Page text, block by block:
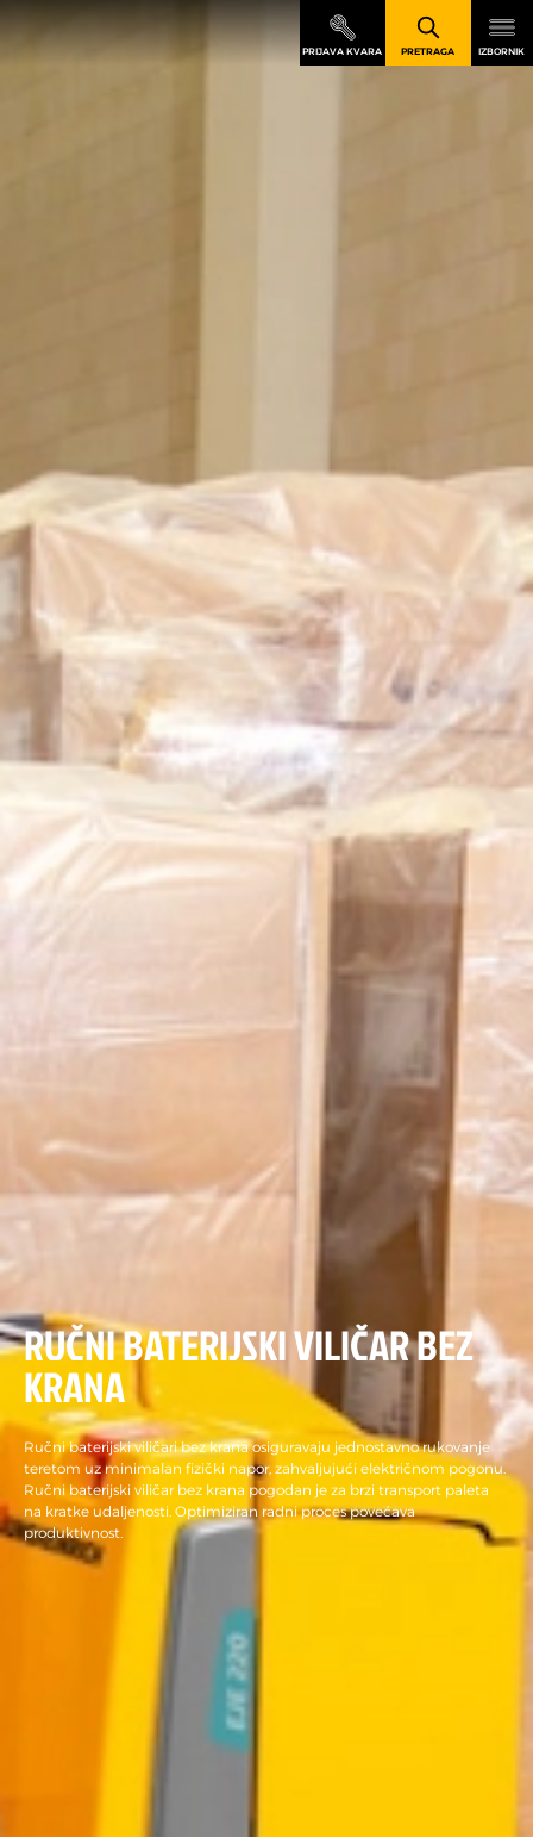
RUČNI BATERIJSKI VILIČAR BEZ
KRANA
Ručni baterijski viličari bez krana osiguravaju jednostavno rukovanje
teretom uz minimalan fizički napor, zahvaljujući električnom pogonu.
Ručni baterijski viličar bez krana pogodan je za brzi transport paleta
na kratke udaljenosti. Optimiziran radni proces povećava
produktivnost.